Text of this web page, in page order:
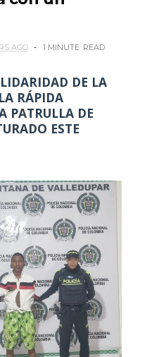
AGO 1 MINUTE READ
DE LA
RÁPIDA
PATRULLA DE
ESTE